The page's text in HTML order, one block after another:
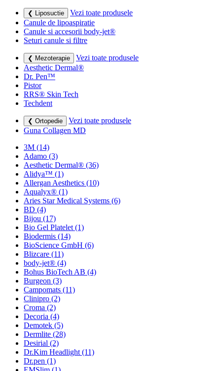
❮ Liposuctie
Vezi toate produsele
Canule de lipoaspiratie
Canule si accesorii body-jet®
Seturi canule si filtre
❮ Mezoterapie
Vezi toate produsele
Aesthetic Dermal®
Dr. Pen™
Pistor
RRS® Skin Tech
Techdent
❮ Ortopedie
Vezi toate produsele
Guna Collagen MD
3M (14)
Adamo (3)
Aesthetic Dermal® (36)
Alidya™ (1)
Allergan Aesthetics (10)
Aqualyx® (1)
Aries Star Medical Systems (6)
BD (4)
Bijou (17)
Bio Gel Platelet (1)
Biodermis (14)
BioScience GmbH (6)
Blizcare (11)
body-jet® (4)
Bohus BioTech AB (4)
Burgeon (3)
Campomats (11)
Clinipro (2)
Croma (2)
Decoria (4)
Demotek (5)
Dermlite (28)
Desirial (2)
Dr.Kim Headlight (11)
Dr.pen (1)